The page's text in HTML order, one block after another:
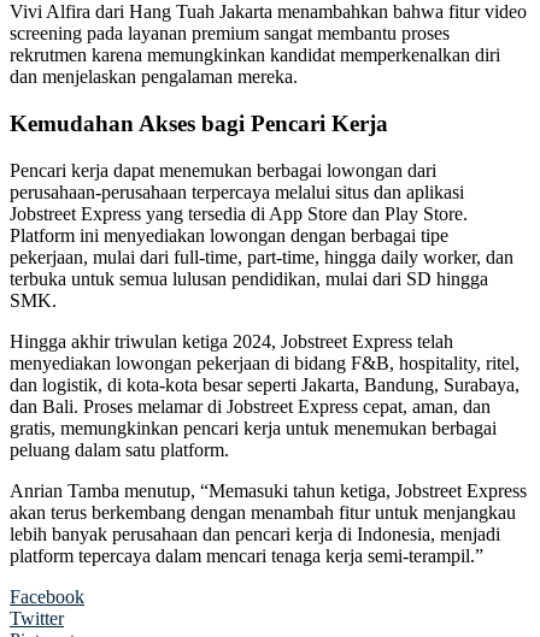
Vivi Alfira dari Hang Tuah Jakarta menambahkan bahwa fitur video
screening pada layanan premium sangat membantu proses
rekrutmen karena memungkinkan kandidat memperkenalkan diri
dan menjelaskan pengalaman mereka.
Kemudahan Akses bagi Pencari Kerja
Pencari kerja dapat menemukan berbagai lowongan dari
perusahaan-perusahaan terpercaya melalui situs dan aplikasi
Jobstreet Express yang tersedia di App Store dan Play Store.
Platform ini menyediakan lowongan dengan berbagai tipe
pekerjaan, mulai dari full-time, part-time, hingga daily worker, dan
terbuka untuk semua lulusan pendidikan, mulai dari SD hingga
SMK.
Hingga akhir triwulan ketiga 2024, Jobstreet Express telah
menyediakan lowongan pekerjaan di bidang F&B, hospitality, ritel,
dan logistik, di kota-kota besar seperti Jakarta, Bandung, Surabaya,
dan Bali. Proses melamar di Jobstreet Express cepat, aman, dan
gratis, memungkinkan pencari kerja untuk menemukan berbagai
peluang dalam satu platform.
Anrian Tamba menutup, “Memasuki tahun ketiga, Jobstreet Express
akan terus berkembang dengan menambah fitur untuk menjangkau
lebih banyak perusahaan dan pencari kerja di Indonesia, menjadi
platform tepercaya dalam mencari tenaga kerja semi-terampil.”
Facebook
Twitter